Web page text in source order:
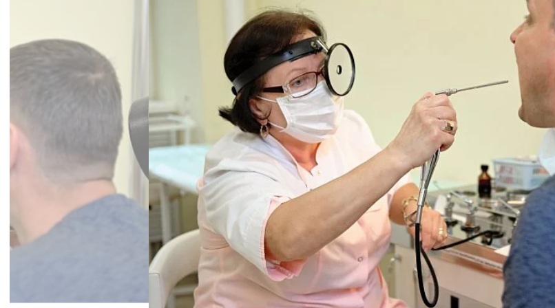
Замечательный доктор! Мне был поставлен диагноз хронический
посетила немало специалистов, лечение которых давало
интернете, повезло. Мне даже не пришлось сдавать бесчисленные
сразу поставила диагноз и сразу же назначила промывание и
постоянного налета, и нет утреннего откашливания слизи,
цвет. Настоящий профессионал своего дела, любящий и знающий
доброжелательный врач. Хорошо что есть такие врачи.
Пациент
АНАСТАСИЯ